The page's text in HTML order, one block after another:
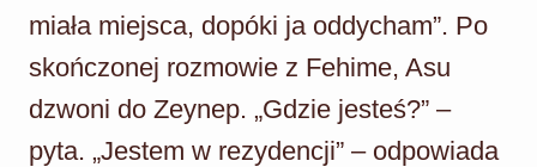
miała miejsca, dopóki ja oddycham”. Po
skończonej rozmowie z Fehime, Asu
dzwoni do Zeynep. „Gdzie jesteś?” –
pyta. „Jestem w rezydencji” – odpowiada